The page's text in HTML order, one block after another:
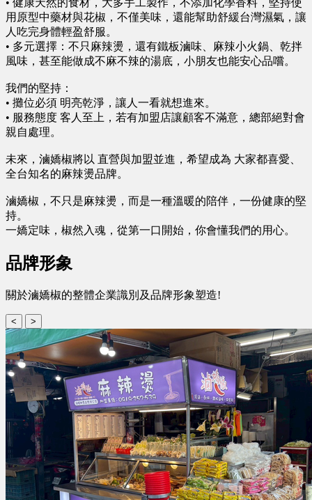
用原型中藥材與花椒，不僅美味，還能幫助舒緩台灣濕氣，讓
人吃完身體輕盈舒服。
• 多元選擇：不只麻辣燙，還有鐵板滷味、麻辣小火鍋、乾拌
風味，甚至能做成不麻不辣的湯底，小朋友也能安心品嚐。
我們的堅持：
• 攤位必須 明亮乾淨，讓人一看就想進來。
• 服務態度 客人至上，若有加盟店讓顧客不滿意，總部絕對會
親自處理。
未來，滷嬌椒將以 直營與加盟並進，希望成為 大家都喜愛、
全台知名的麻辣燙品牌。
滷嬌椒，不只是麻辣燙，而是一種溫暖的陪伴，一份健康的堅
持。
一嬌定味，椒然入魂，從第一口開始，你會懂我們的用心。
品牌形象
關於滷嬌椒的整體企業識別及品牌形象塑造!
< >